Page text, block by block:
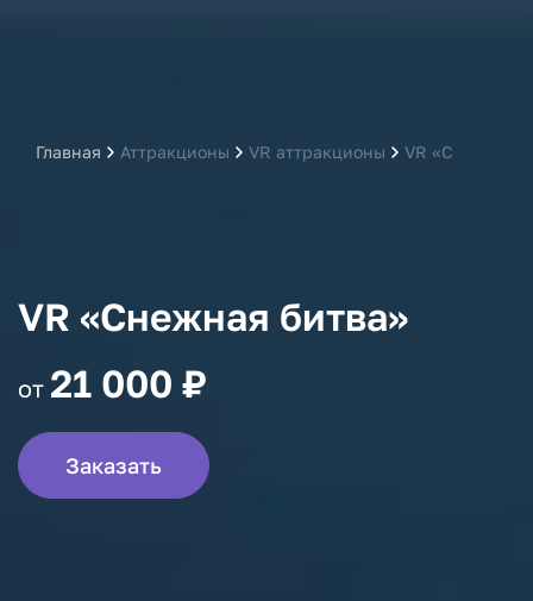
Главная Аттракционы VR аттракционы VR «Снежная
VR «Снежная битва»
от 21 000 ₽
Заказать